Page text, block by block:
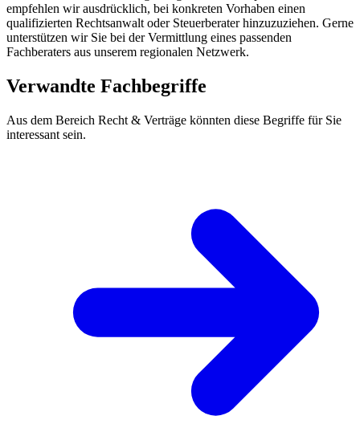
empfehlen wir ausdrücklich, bei konkreten Vorhaben einen
qualifizierten Rechtsanwalt oder Steuerberater hinzuzuziehen. Gerne
unterstützen wir Sie bei der Vermittlung eines passenden
Fachberaters aus unserem regionalen Netzwerk.
Verwandte Fachbegriffe
Aus dem Bereich Recht & Verträge könnten diese Begriffe für Sie
interessant sein.